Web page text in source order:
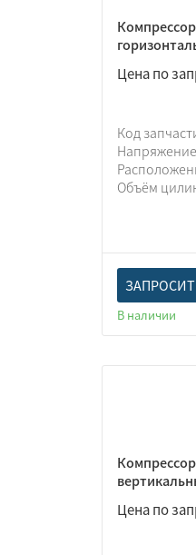
Цена по
Код
Объём
В наличии
Цена по